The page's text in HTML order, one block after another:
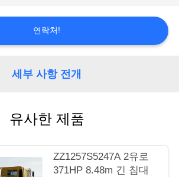
연락처!
세부 사항 전개
유사한 제품
ZZ1257S5247A 2유로
371HP 8.48m 긴 침대